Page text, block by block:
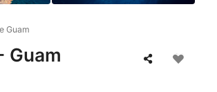
Guam
Guam